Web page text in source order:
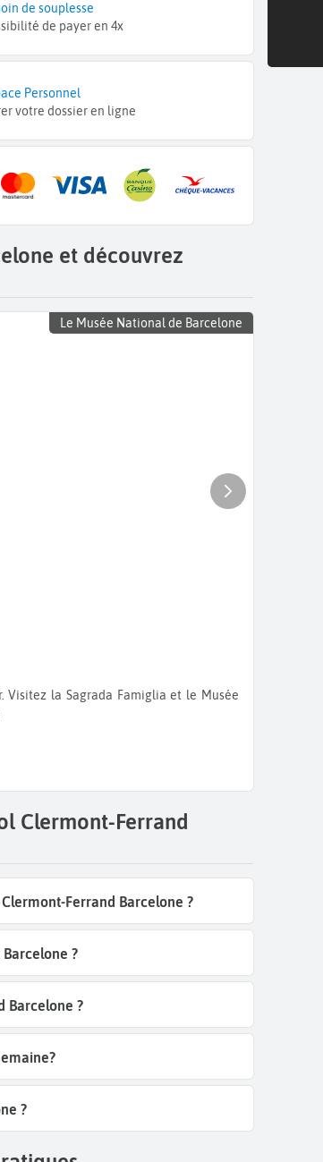
de souplesse
de payer en 4x
Personnel
votre dossier en ligne
et découvrez
Le Musée National de Barcelone
Clermont-Ferrand
Ferrand Barcelone ?
?
Barcelone ?
?